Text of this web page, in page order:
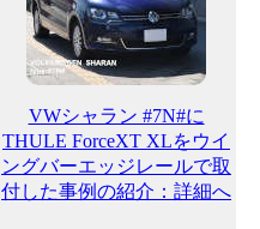
VWシャラン #7N#に
THULE ForceXT XLをウイ
ングバーエッジレールで取
付した事例の紹介：詳細へ